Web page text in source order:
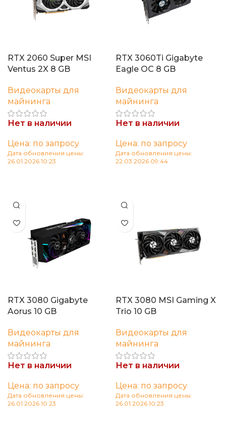
RTX 2060 Super MSI
Ventus 2X 8 GB
Видеокарты для
майнинга
Нет в наличии
Цена: по запросу
Дата обновления цены:
26.01.2026 10:23
RTX 3060Ti Gigabyte
Eagle OC 8 GB
Видеокарты для
майнинга
Нет в наличии
Цена: по запросу
Дата обновления цены:
22.03.2026 09:44
RTX 3080 Gigabyte
Aorus 10 GB
Видеокарты для
майнинга
Нет в наличии
Цена: по запросу
Дата обновления цены:
26.01.2026 10:23
RTX 3080 MSI Gaming X
Trio 10 GB
Видеокарты для
майнинга
Нет в наличии
Цена: по запросу
Дата обновления цены:
26.01.2026 10:23